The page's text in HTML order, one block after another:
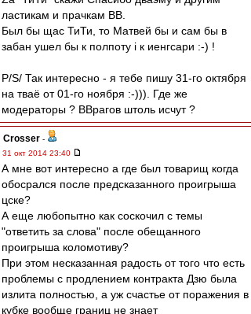
ластикам и прачкам ВВ.
Был бы щас ТиТи, то Матвей бы и сам бы в
забан ушел бы к полпоту i к иенгсари :-) !
P/S/ Так интересно - я тебе пишу 31-го октября
на тваё от 01-го ноября :-))). Где же
модераторы ? ВВрагов штоль исчут ?
Crosser -
31 окт 2014 23:40
А мне вот интересно а где был товарищ когда
обосрался после предсказанного проигрыша
цске?
А еще любопытно как соскочил с темы
"ответить за слова" после обещанного
проигрыша коломотиву?
При этом несказанная радость от того что есть
проблемы с продлением контракта Дзю была
излита полностью, а уж счастье от поражения в
кубке вообще границ не знает